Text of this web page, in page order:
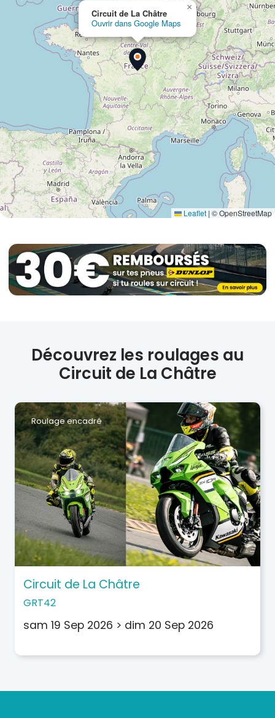
Circuit de La Châtre
Ouvrir dans Google Maps
×
Leaflet | © OpenStreetMap
Découvrez les roulages au
Circuit de La Châtre
Roulage encadré
Circuit de La Châtre
GRT42
sam 19 Sep 2026 > dim 20 Sep 2026